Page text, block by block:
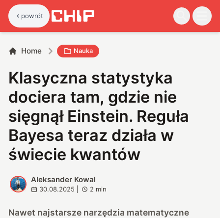
powrót
Home Nauka
Klasyczna statystyka
dociera tam, gdzie nie
sięgnął Einstein. Reguła
Bayesa teraz działa w
świecie kwantów
A
Aleksander Kowal
30.08.2025 2 min
Nawet najstarsze narzędzia matematyczne